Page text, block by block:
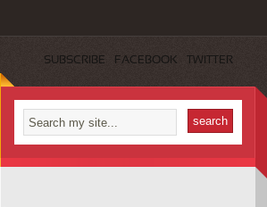
SUBSCRIBE FACEBOOK TWITTER